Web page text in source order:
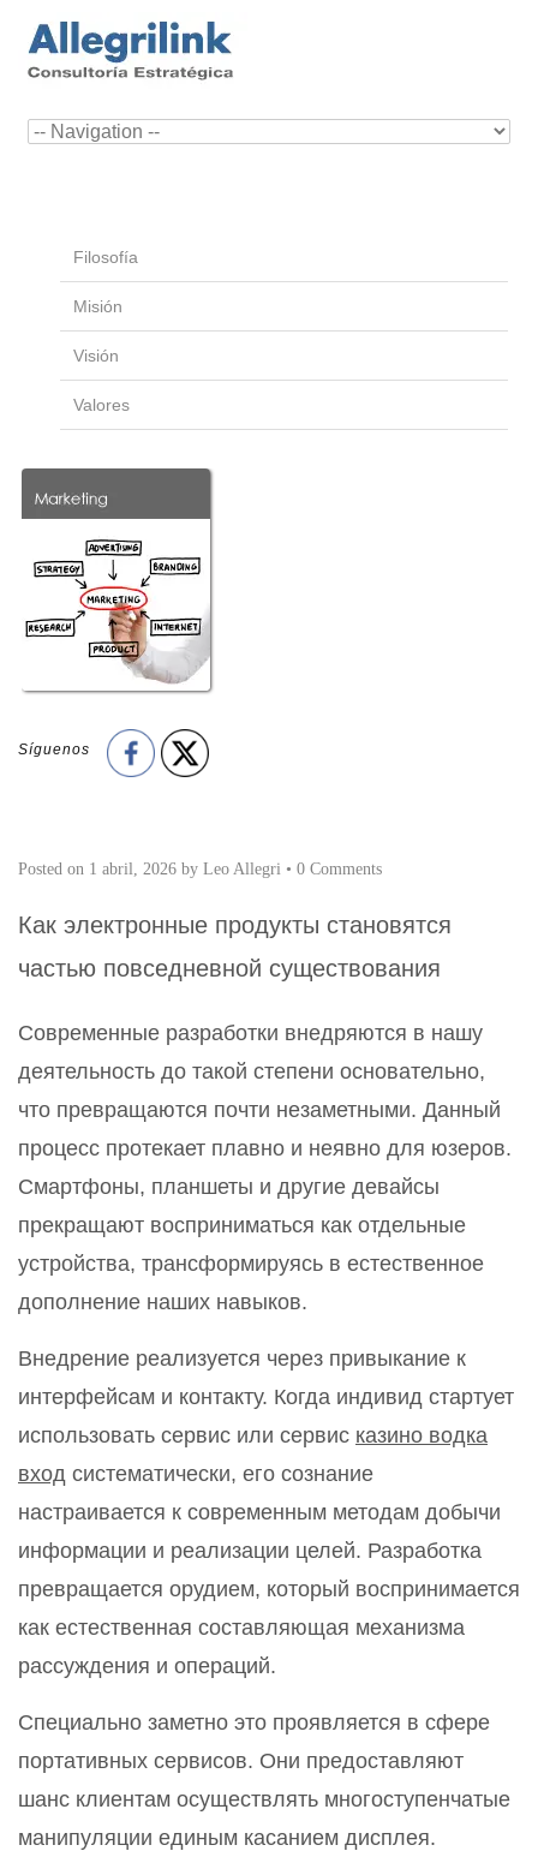
Filosofía
Misión
Visión
Valores
Síguenos
Posted on 1 abril, 2026 by Leo Allegri • 0 Comments
Как электронные продукты становятся
частью повседневной существования
Современные разработки внедряются в нашу
деятельность до такой степени основательно,
что превращаются почти незаметными. Данный
процесс протекает плавно и неявно для юзеров.
Смартфоны, планшеты и другие девайсы
прекращают восприниматься как отдельные
устройства, трансформируясь в естественное
дополнение наших навыков.
Внедрение реализуется через привыкание к
интерфейсам и контакту. Когда индивид стартует
использовать сервис или сервис казино водка
вход систематически, его сознание
настраивается к современным методам добычи
информации и реализации целей. Разработка
превращается орудием, который воспринимается
как естественная составляющая механизма
рассуждения и операций.
Специально заметно это проявляется в сфере
портативных сервисов. Они предоставляют
шанс клиентам осуществлять многоступенчатые
манипуляции единым касанием дисплея.